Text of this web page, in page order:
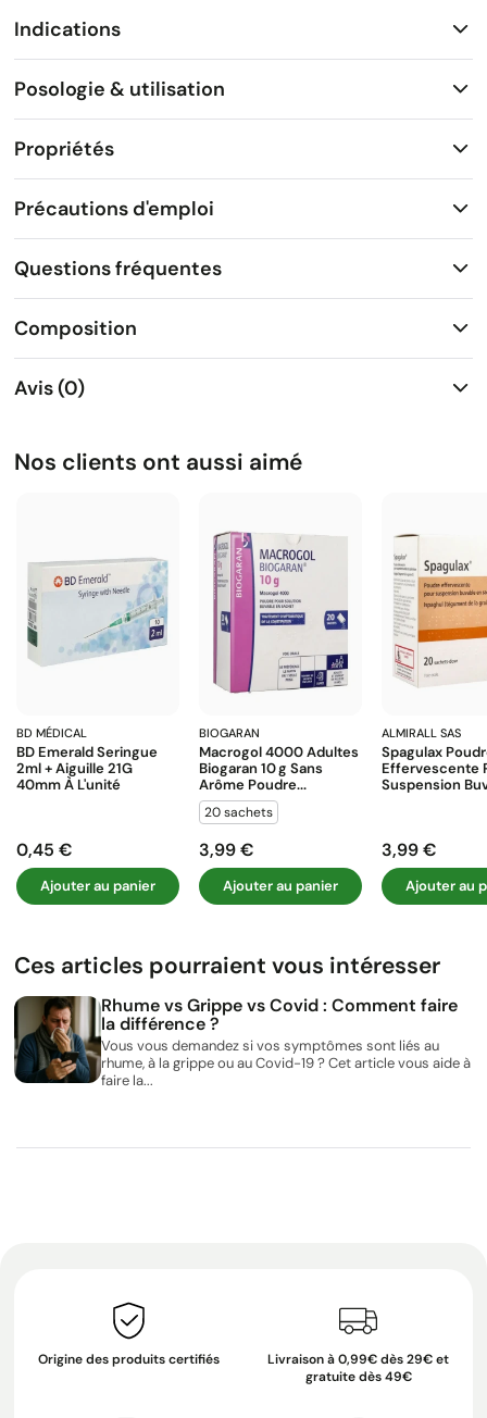
Indications
Posologie & utilisation
Propriétés
Précautions d'emploi
Questions fréquentes
Composition
Avis (0)
Nos clients ont aussi aimé
BD MÉDICAL
BD Emerald Seringue
2ml + Aiguille 21G
40mm À L'unité
Prix
0,45 €
Ajouter au panier
BIOGARAN
Macrogol 4000 Adultes
Biogaran 10 G Sans
Arôme Poudre...
20 sachets
Prix
3,99 €
Ajouter au panier
ALMIRALL SAS
Spagulax
Effervescente
Suspension
Prix
3,99 €
Ajouter au
Ces articles pourraient vous intéresser
Rhume vs Grippe vs Covid : Comment faire
la différence ?
Vous vous demandez si vos symptômes sont liés au
rhume, à la grippe ou au Covid-19 ? Cet article vous aide à
faire la...
Origine des produits certifiés
Livraison à 0,99€ dès 29€ et
gratuite dès 49€